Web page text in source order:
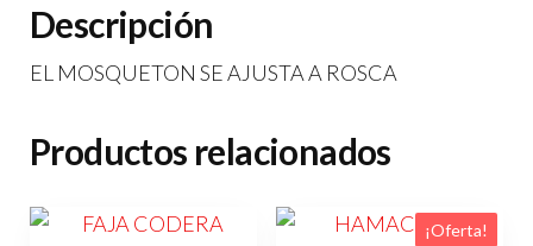
Descripción
EL MOSQUETON SE AJUSTA A ROSCA
Productos relacionados
¡Oferta!